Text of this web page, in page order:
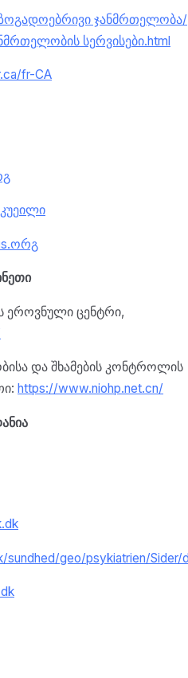
ჯანმრთელობა/
სერვისები.html
ca/fr-CA
ორგ
ეროვნული ცენტრი,
და შხამების კონტროლის
https://www.niohp.net.cn/
sundhed/geo/psykiatrien/Sider/